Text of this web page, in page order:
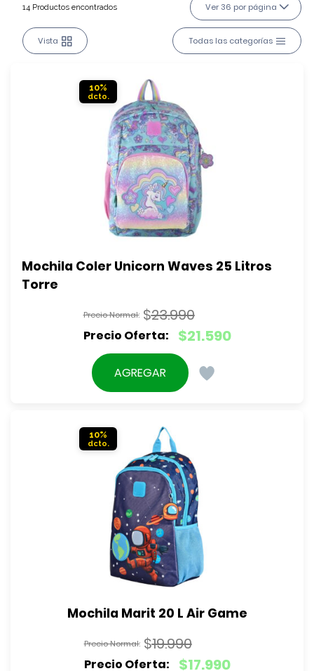
14 Productos encontrados Ver 36 por página
Vista Todas las categorías
10%
Mochila Coler Unicorn Waves 25 Litros
Torre
$23.990
El
precio
original
$21.590
El
precio
actual
AGREGAR
10%
Mochila Marit 20 L Air Game
$19.990
El
$17.990